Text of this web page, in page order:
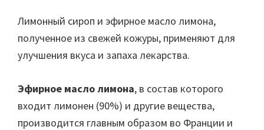
Лимонный сироп и эфирное масло лимона,
полученное из свежей кожуры, применяют для
улучшения вкуса и запаха лекарства.
Эфирное масло лимона, в состав которого
входит лимонен (90%) и другие вещества,
производится главным образом во Франции и